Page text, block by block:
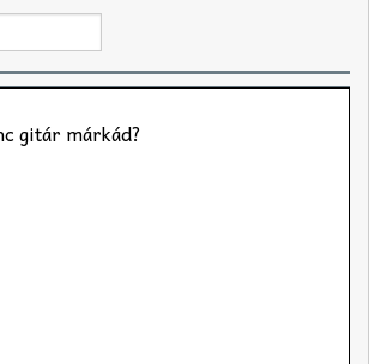
gitár márkád?